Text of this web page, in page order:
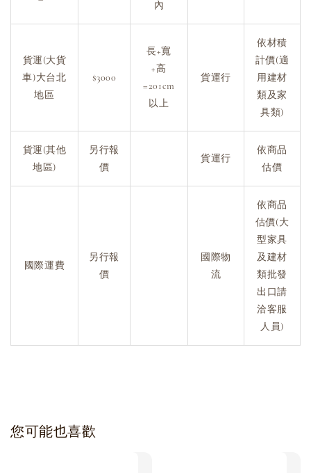
內
貨運(大貨
車)大台北
地區
$3000
長+寬
+高
=201cm
以上
貨運行
依材積
計價(適
用建材
類及家
具類)
貨運(其他
地區)
另行報
價
貨運行
依商品
估價
國際運費
另行報
價
國際物
流
依商品
估價(大
型家具
及建材
類批發
出口請
洽客服
人員)
您可能也喜歡